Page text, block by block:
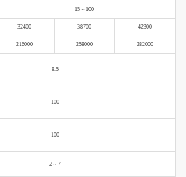
15～100
32400 38700 42300
216000 258000 282000
8.5
100
100
2～7